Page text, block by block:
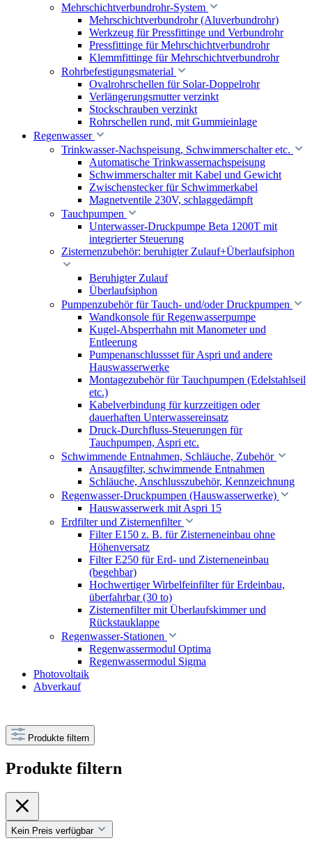
Mehrschichtverbundrohr-System
Mehrschichtverbundrohr (Aluverbundrohr)
Werkzeug für Pressfittinge und Verbundrohr
Pressfittinge für Mehrschichtverbundrohr
Klemmfittinge für Mehrschichtverbundrohr
Rohrbefestigungsmaterial
Ovalrohrschellen für Solar-Doppelrohr
Verlängerungsmutter verzinkt
Stockschrauben verzinkt
Rohrschellen rund, mit Gummieinlage
Regenwasser
Trinkwasser-Nachspeisung, Schwimmerschalter etc.
Automatische Trinkwassernachspeisung
Schwimmerschalter mit Kabel und Gewicht
Zwischenstecker für Schwimmerkabel
Magnetventile 230V, schlaggedämpft
Tauchpumpen
Unterwasser-Druckpumpe Beta 1200T mit
integrierter Steuerung
Zisternenzubehör: beruhigter Zulauf+Überlaufsiphon
Beruhigter Zulauf
Überlaufsiphon
Pumpenzubehör für Tauch- und/oder Druckpumpen
Wandkonsole für Regenwasserpumpe
Kugel-Absperrhahn mit Manometer und
Entleerung
Pumpenanschlussset für Aspri und andere
Hauswasserwerke
Montagezubehör für Tauchpumpen (Edelstahlseil
etc.)
Kabelverbindung für kurzzeitigen oder
dauerhaften Unterwassereinsatz
Druck-Durchfluss-Steuerungen für
Tauchpumpen, Aspri etc.
Schwimmende Entnahmen, Schläuche, Zubehör
Ansaugfilter, schwimmende Entnahmen
Schläuche, Anschlusszubehör, Kennzeichnung
Regenwasser-Druckpumpen (Hauswasserwerke)
Hauswasserwerk mit Aspri 15
Erdfilter und Zisternenfilter
Filter E150 z. B. für Zisterneneinbau ohne
Höhenversatz
Filter E250 für Erd- und Zisterneneinbau
(begehbar)
Hochwertiger Wirbelfeinfilter für Erdeinbau,
überfahrbar (30 to)
Zisternenfilter mit Überlaufskimmer und
Rückstauklappe
Regenwasser-Stationen
Regenwassermodul Optima
Regenwassermodul Sigma
Photovoltaik
Abverkauf
Produkte filtern
Produkte filtern
Kein Preis verfügbar